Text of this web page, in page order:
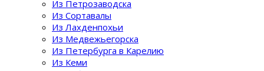
Из Петрозаводска
Из Сортавалы
Из Лахденпохьи
Из Медвежьегорска
Из Петербурга в Карелию
Из Кеми